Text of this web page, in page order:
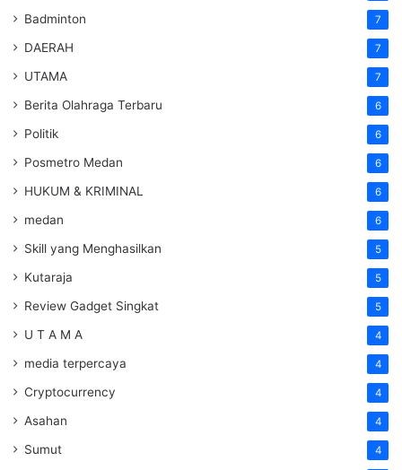
Badminton 7
DAERAH 7
UTAMA 7
Berita Olahraga Terbaru 6
Politik 6
Posmetro Medan 6
HUKUM & KRIMINAL 6
medan 6
Skill yang Menghasilkan 5
Kutaraja 5
Review Gadget Singkat 5
U T A M A 4
media terpercaya 4
Cryptocurrency 4
Asahan 4
Sumut 4